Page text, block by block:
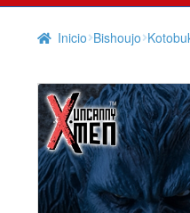
Inicio Bishoujo